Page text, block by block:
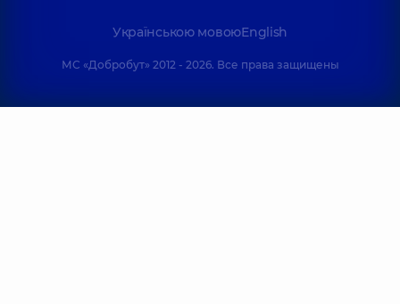
Українською мовоюEnglish
МС «Добробут» 2012 - 2026. Все права защищены